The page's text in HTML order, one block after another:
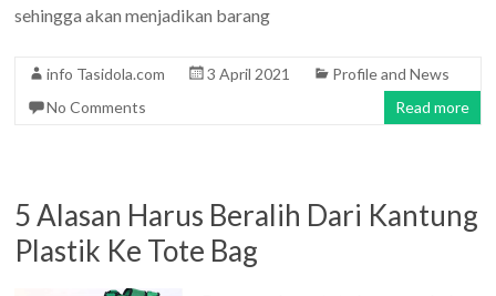
sehingga akan menjadikan barang
info Tasidola.com 3 April 2021
Profile and News
No Comments
Read more
5 Alasan Harus Beralih Dari Kantung
Plastik Ke Tote Bag